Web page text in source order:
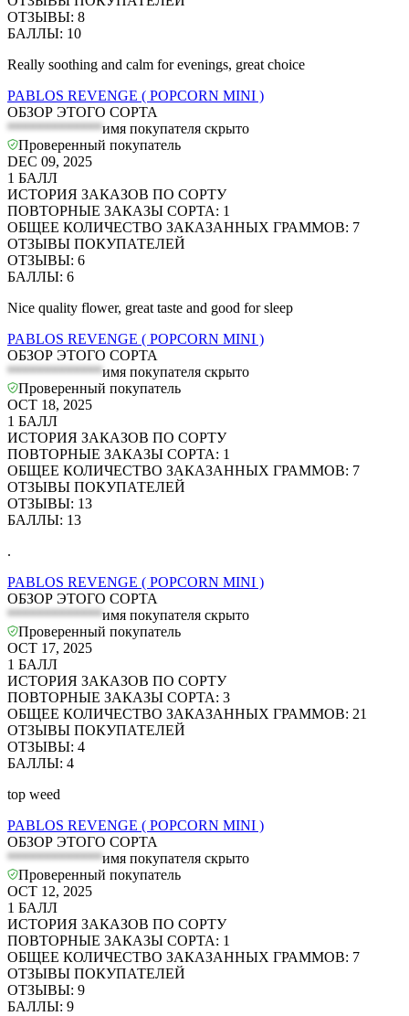
ОТЗЫВЫ: 8
БАЛЛЫ: 10
Really soothing and calm for evenings, great choice
PABLOS REVENGE ( POPCORN MINI )
ОБЗОР ЭТОГО СОРТА
*************имя покупателя скрыто
Проверенный покупатель
DEC 09, 2025
1 БАЛЛ
ИСТОРИЯ ЗАКАЗОВ ПО СОРТУ
ПОВТОРНЫЕ ЗАКАЗЫ СОРТА: 1
ОБЩЕЕ КОЛИЧЕСТВО ЗАКАЗАННЫХ ГРАММОВ: 7
ОТЗЫВЫ ПОКУПАТЕЛЕЙ
ОТЗЫВЫ: 6
БАЛЛЫ: 6
Nice quality flower, great taste and good for sleep
PABLOS REVENGE ( POPCORN MINI )
ОБЗОР ЭТОГО СОРТА
*************имя покупателя скрыто
Проверенный покупатель
OCT 18, 2025
1 БАЛЛ
ИСТОРИЯ ЗАКАЗОВ ПО СОРТУ
ПОВТОРНЫЕ ЗАКАЗЫ СОРТА: 1
ОБЩЕЕ КОЛИЧЕСТВО ЗАКАЗАННЫХ ГРАММОВ: 7
ОТЗЫВЫ ПОКУПАТЕЛЕЙ
ОТЗЫВЫ: 13
БАЛЛЫ: 13
.
PABLOS REVENGE ( POPCORN MINI )
ОБЗОР ЭТОГО СОРТА
*************имя покупателя скрыто
Проверенный покупатель
OCT 17, 2025
1 БАЛЛ
ИСТОРИЯ ЗАКАЗОВ ПО СОРТУ
ПОВТОРНЫЕ ЗАКАЗЫ СОРТА: 3
ОБЩЕЕ КОЛИЧЕСТВО ЗАКАЗАННЫХ ГРАММОВ: 21
ОТЗЫВЫ ПОКУПАТЕЛЕЙ
ОТЗЫВЫ: 4
БАЛЛЫ: 4
top weed
PABLOS REVENGE ( POPCORN MINI )
ОБЗОР ЭТОГО СОРТА
*************имя покупателя скрыто
Проверенный покупатель
OCT 12, 2025
1 БАЛЛ
ИСТОРИЯ ЗАКАЗОВ ПО СОРТУ
ПОВТОРНЫЕ ЗАКАЗЫ СОРТА: 1
ОБЩЕЕ КОЛИЧЕСТВО ЗАКАЗАННЫХ ГРАММОВ: 7
ОТЗЫВЫ ПОКУПАТЕЛЕЙ
ОТЗЫВЫ: 9
БАЛЛЫ: 9